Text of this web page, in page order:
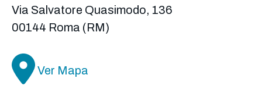
Via Salvatore Quasimodo, 136
00144 Roma (RM)
Ver Mapa